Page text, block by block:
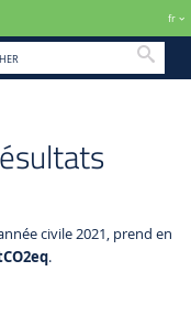
fr
civile 2021, prend en
.